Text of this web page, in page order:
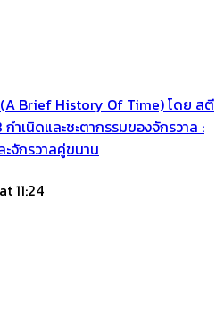
(A Brief History Of Time) โดย สตี
ำเนิดและชะตากรรมของจักรวาล :
จักรวาลคู่ขนาน
11:24